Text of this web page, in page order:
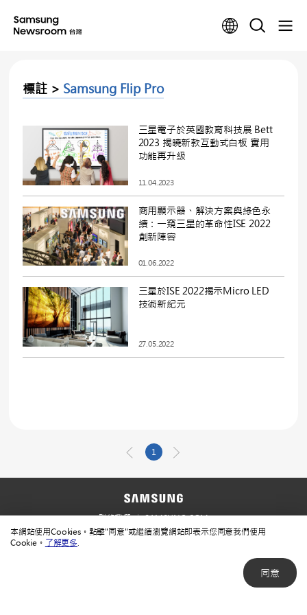
本網站使用Cookies。點擊"同意"或繼續瀏覽網站即表示您同意我們使用
Cookie。 了解更多
同意
標註 > Samsung Flip Pro
三星電子於英國教育科技展 Bett
2023 揭曉新款互動式白板 實用
功能再升級
11.04.2023
商用顯示器、解決方案與綠色永
續：一窺三星的革命性ISE 2022
創新陣容
01.06.2022
三星於ISE 2022揭示Micro LED
技術新紀元
27.05.2022
1
聯絡我們
SAMSUNG.COM
使用規範
隱私規範